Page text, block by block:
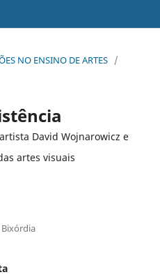
NO ENSINO DE ARTES /
David Wojnarowicz e
artes visuais